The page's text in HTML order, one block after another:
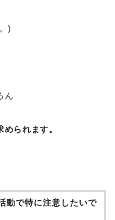
)
ん
られます。
動で特に注意したいで